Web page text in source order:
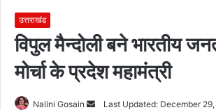
उत्तराखंड
विपुल मैन्दोली बने भारतीय
मोर्चा के प्रदेश महामंत्री
Nalini Gosain
SendLast Updated: December